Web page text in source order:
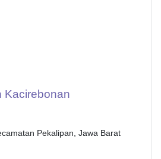
Kacirebonan
Pekalipan, Jawa Barat